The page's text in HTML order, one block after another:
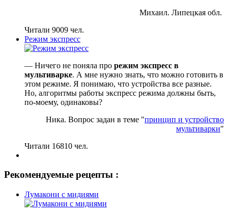
Михаил. Липецкая обл.
Читали 9009 чел.
Режим экспресс
— Ничего не поняла про режим экспресс в
мультиварке. А мне нужно знать, что можно готовить в
этом режиме. Я понимаю, что устройства все разные.
Но, алгоритмы работы экспресс режима должны быть,
по-моему, одинаковы?
Ника. Вопрос задан в теме "принцип и устройство
мультиварки"
Читали 16810 чел.
Рекомендуемые рецепты :
Лумакони с мидиями